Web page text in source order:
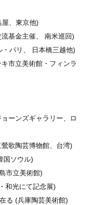
、東京他)
基金主催、 南米巡回)
パリ、 日本橋三越他)
市立美術館・フィンラ
ーンズギャラリー、ロ
歌陶芸博物館、台湾)
国ソウル)
市立美術館)
和光にて記念展)
る (兵庫陶芸美術館)